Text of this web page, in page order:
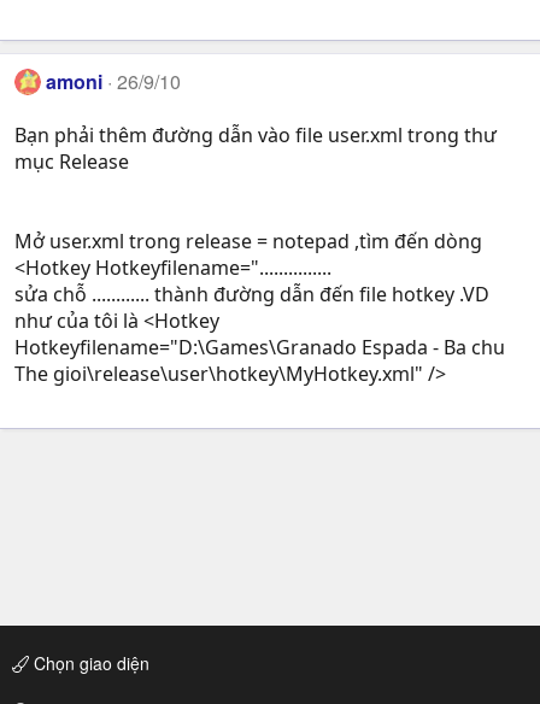
amoni 26/9/10
Bạn phải thêm đường dẫn vào file user.xml trong thư
mục Release
Mở user.xml trong release = notepad ,tìm đến dòng
<Hotkey Hotkeyfilename="...............
sửa chỗ ............ thành đường dẫn đến file hotkey .VD
như của tôi là <Hotkey
Hotkeyfilename="D:\Games\Granado Espada - Ba chu
The gioi\release\user\hotkey\MyHotkey.xml" />
Chọn giao diện